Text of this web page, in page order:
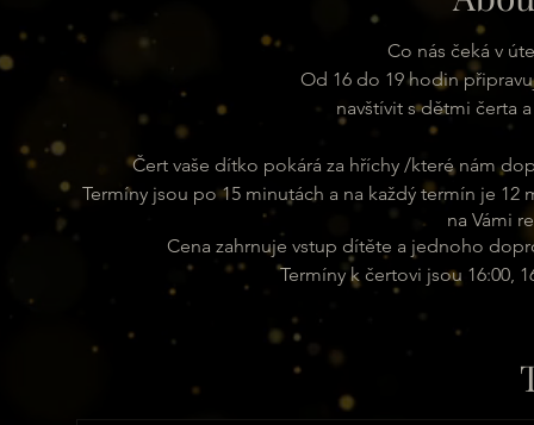
Co nás čeká v
Od 16 do 19 hodin
navštívit s dětmi čerta
Čert vaše dítko pokárá za hříchy /které nám
Termíny jsou po 15 minutách a na každý termín je
na Vámi
Cena zahrnuje vstup dítěte a jednoho
Termíny k čertovi jsou 16:00,
Poté můžete zajít za Mikulášem, který bude
Máme připravený také